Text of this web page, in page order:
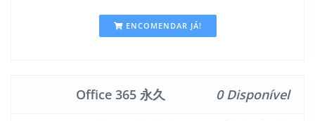
ENCOMENDAR JÁ!
Office 365 永久 0 Disponível